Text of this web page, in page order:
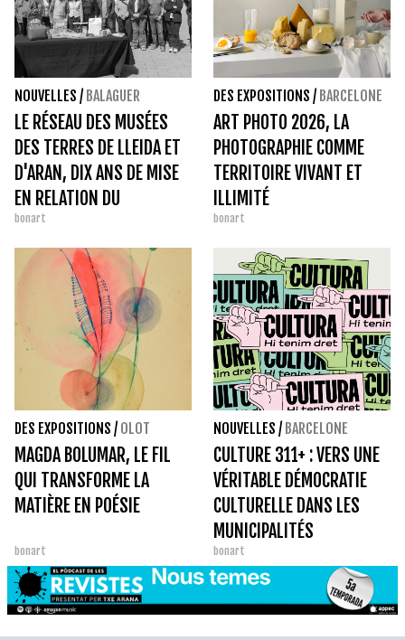
NOUVELLES / BALAGUER
LE RÉSEAU DES MUSÉES
DES TERRES DE LLEIDA ET
D'ARAN, DIX ANS DE MISE
EN RELATION DU
PATRIMOINE ET DU
TERRITOIRE
bonart
DES EXPOSITIONS / BARCELONE
ART PHOTO 2026, LA
PHOTOGRAPHIE COMME
TERRITOIRE VIVANT ET
ILLIMITÉ
bonart
DES EXPOSITIONS / OLOT
MAGDA BOLUMAR, LE FIL
QUI TRANSFORME LA
MATIÈRE EN POÉSIE
bonart
NOUVELLES / BARCELONE
CULTURE 311+ : VERS UNE
VÉRITABLE DÉMOCRATIE
CULTURELLE DANS LES
MUNICIPALITÉS
bonart